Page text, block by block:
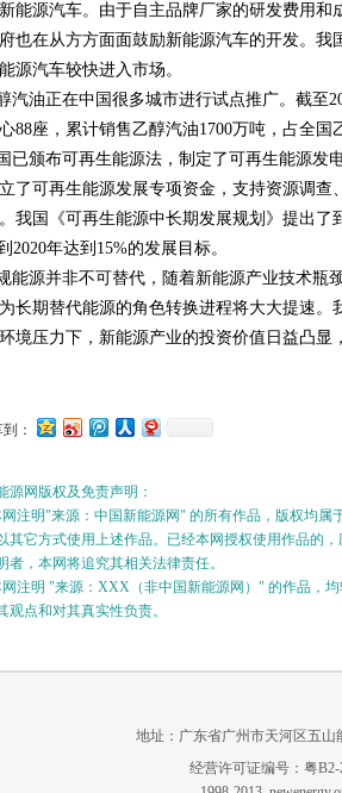
能源汽车。由于自主品牌厂家的研发费用
也在从方方面面鼓励新能源汽车的开发。
源汽车较快进入市场。
汽油正在中国很多城市进行试点推广。截至
88座，累计销售乙醇汽油1700万吨，占全国
已颁布可再生能源法，制定了可再生能源发
了可再生能源发展专项资金，支持资源调
我国《可再生能源中长期发展规划》提出了
2020年达到15%的发展目标。
能源并非不可替代，随着新能源产业技术瓶
长期替代能源的角色转换进程将大大提速
境压力下，新能源产业的投资价值日益凸显
：
源网版权及免责声明：
网注明"来源：中国新能源网" 的所有作品，版权均属
其它方式使用上述作品。已经本网授权使用作品的
者，本网将追究其相关法律责任。
注明 "来源：XXX（非中国新能源网）" 的作品，
观点和对其真实性负责。
地址：广东省广州市天河区五山
经营许可证编号：粤B2-